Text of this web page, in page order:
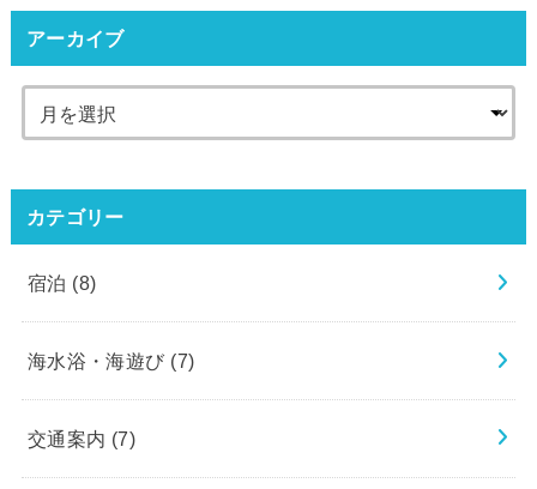
アーカイブ
カテゴリー
宿泊 (8)
海水浴・海遊び (7)
交通案内 (7)